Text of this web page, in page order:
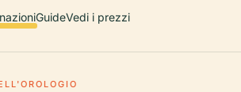
GuideVedi i prezzi